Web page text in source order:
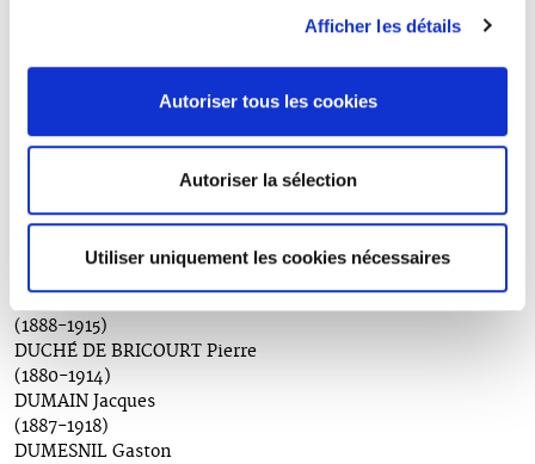
Afficher les détails
Autoriser tous les cookies
Autoriser la sélection
Utiliser uniquement les cookies nécessaires
(1889-1915)
DROUET Joseph
(1881-1915)
DUBIEF André
(1888-1915)
DUCHÉ DE BRICOURT Pierre
(1880-1914)
DUMAIN Jacques
(1887-1918)
DUMESNIL Gaston